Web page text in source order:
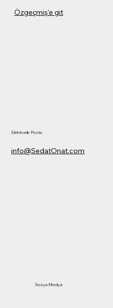
Özgeçmiş'e git
info@SedatOnat.com
Elektronik Posta
Sosya Medya